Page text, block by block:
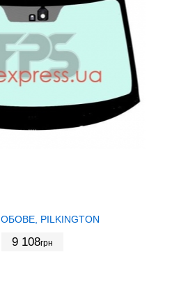
PILKINGTON
9 108грн